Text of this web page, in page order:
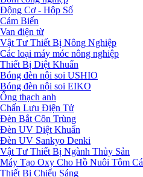
Động Cơ - Hộp Số
Cảm Biến
Van điện từ
Vật Tư Thiết Bị Nông Nghiệp
Các loại máy móc nông nghiệp
Thiết Bị Diệt Khuẩn
Bóng đèn nội soi USHIO
Bóng đèn nội soi EIKO
Ống thạch anh
Chấn Lưu Điện Tử
Đèn Bắt Côn Trùng
Đèn UV Diệt Khuẩn
Đèn UV Sankyo Denki
Vật Tư Thiết Bị Ngành Thủy Sản
Máy Tạo Oxy Cho Hồ Nuôi Tôm Cá
Thiết Bị Chiếu Sáng